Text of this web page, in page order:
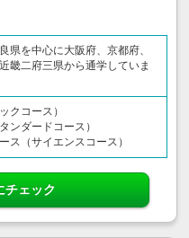
県を中心に大阪府、京都府、
畿二府三県から通学していま
クコース）
ンダードコース）
ス（サイエンスコース）
チェック